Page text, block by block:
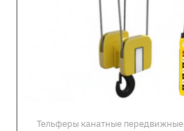
Тельферы канатные передвижные